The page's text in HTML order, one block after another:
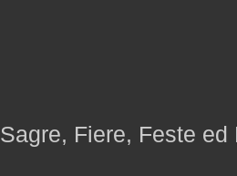
Sagre, Fiere, Feste